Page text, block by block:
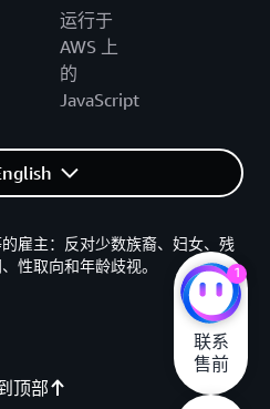
运行于
AWS 上
的
JavaScript
顶部
雇主：反对少数族裔、妇女、残
性取向和年龄歧视。
1
联系
售前